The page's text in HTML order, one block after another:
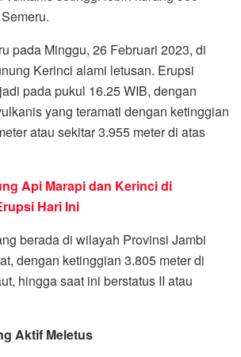
pada Minggu, 26 Februari 2023, di
Kerinci alami letusan. Erupsi
pada pukul 16.25 WIB, dengan
yang teramati dengan ketinggian
atau sekitar 3.955 meter di atas
Api Marapi dan Kerinci di
Hari Ini
berada di wilayah Provinsi Jambi
dengan ketinggian 3.805 meter di
hingga saat ini berstatus II atau
Aktif Meletus